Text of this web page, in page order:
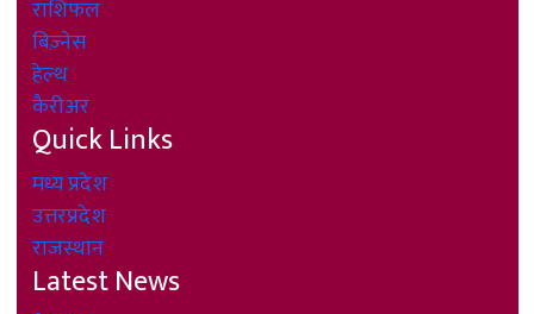
राशिफल
बिज़्नेस
हेल्थ
कैरीअर
Quick Links
मध्य प्रदेश
उत्तरप्रदेश
राजस्थान
Latest News